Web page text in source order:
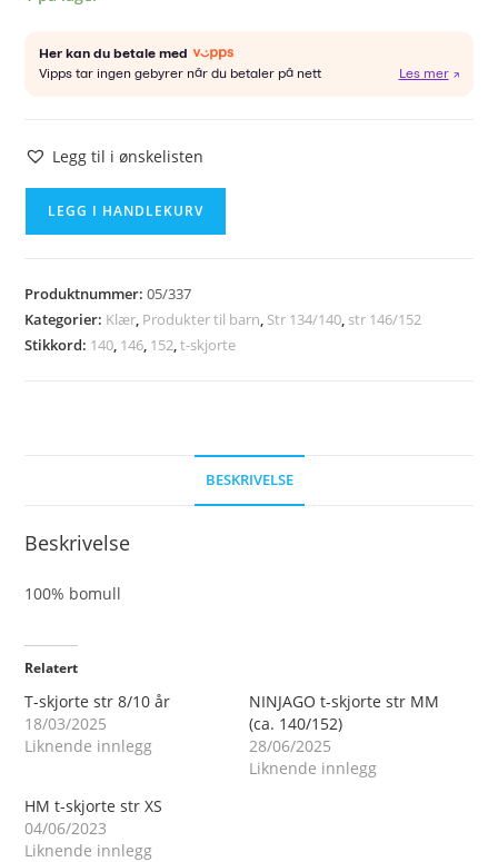
Legg til i ønskelisten
str
10-
LEGG I HANDLEKURV
Produktnummer:05/337
Kategorier: Klær Produkter til barn Str 134/140 str 146/152
Stikkord: 140 146 152 ,t-skjorte
BESKRIVELSE
Beskrivelse
100% bomull
Relatert
T-skjorte str 8/10 år
18/03/2025
Liknende innlegg
NINJAGO t-skjorte str MM
(ca. 140/152)
28/06/2025
Liknende innlegg
HM t-skjorte str XS
04/06/2023
Liknende innlegg